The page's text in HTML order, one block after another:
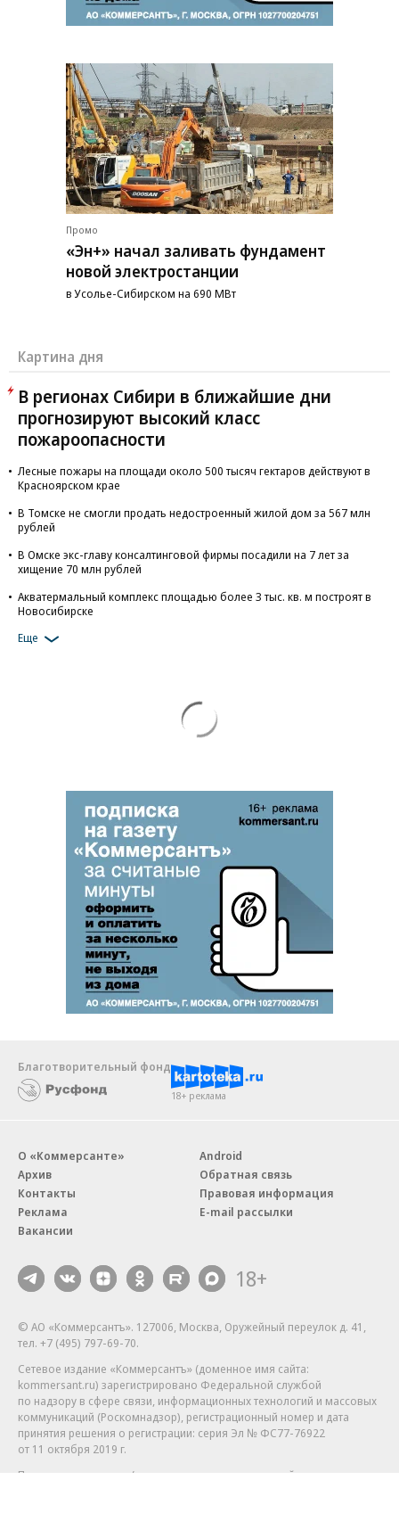
Промо
«Эн+» начал заливать фундамент
новой электростанции
в Усолье-Сибирском на 690 МВт
Картина дня
В регионах Сибири в ближайшие дни
прогнозируют высокий класс
пожароопасности
Лесные пожары на площади около 500 тысяч гектаров действуют в
Красноярском крае
В Томске не смогли продать недостроенный жилой дом за 567 млн
рублей
В Омске экс-главу консалтинговой фирмы посадили на 7 лет за
хищение 70 млн рублей
Акватермальный комплекс площадью более 3 тыс. кв. м построят в
Новосибирске
Еще
Благотворительный фонд
18+ реклама
О «Коммерсанте»
Архив
Контакты
Реклама
Вакансии
Android
Обратная связь
Правовая информация
E-mail рассылки
18+
© АО «Коммерсантъ». 127006, Москва, Оружейный переулок д. 41,
тел. +7 (495) 797-69-70.
Сетевое издание «Коммерсантъ» (доменное имя сайта:
kommersant.ru) зарегистрировано Федеральной службой
по надзору в сфере связи, информационных технологий и массовых
коммуникаций (Роскомнадзор), регистрационный номер и дата
принятия решения о регистрации: серия Эл № ФС77-76922
от 11 октября 2019 г.
Партнерские проекты/материалы, новости компаний, материалы